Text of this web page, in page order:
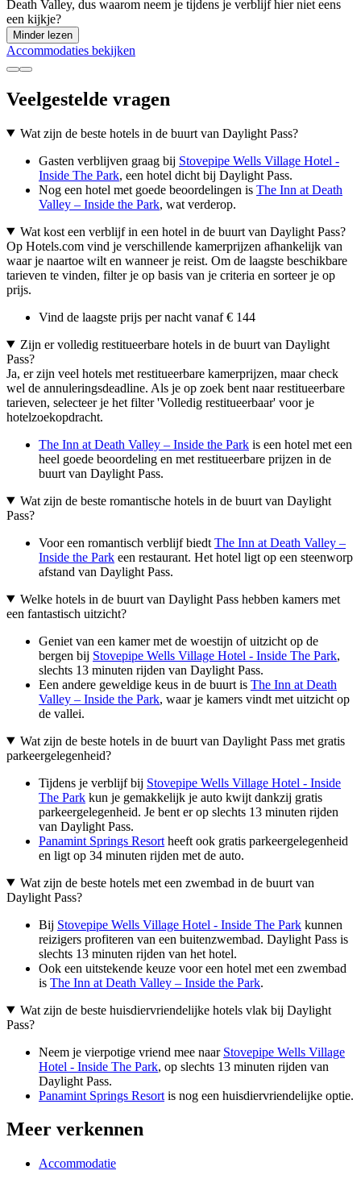
Death Valley, dus waarom neem je tijdens je verblijf hier niet eens
een kijkje?
Minder lezen
Accommodaties bekijken
Veelgestelde vragen
Wat zijn de beste hotels in de buurt van Daylight Pass?
Gasten verblijven graag bij Stovepipe Wells Village Hotel -
Inside The Park, een hotel dicht bij Daylight Pass.
Nog een hotel met goede beoordelingen is The Inn at Death
Valley – Inside the Park, wat verderop.
Wat kost een verblijf in een hotel in de buurt van Daylight Pass?
Op Hotels.com vind je verschillende kamerprijzen afhankelijk van
waar je naartoe wilt en wanneer je reist. Om de laagste beschikbare
tarieven te vinden, filter je op basis van je criteria en sorteer je op
prijs.
Vind de laagste prijs per nacht vanaf € 144
Zijn er volledig restitueerbare hotels in de buurt van Daylight
Pass?
Ja, er zijn veel hotels met restitueerbare kamerprijzen, maar check
wel de annuleringsdeadline. Als je op zoek bent naar restitueerbare
tarieven, selecteer je het filter 'Volledig restitueerbaar' voor je
hotelzoekopdracht.
The Inn at Death Valley – Inside the Park is een hotel met een
heel goede beoordeling en met restitueerbare prijzen in de
buurt van Daylight Pass.
Wat zijn de beste romantische hotels in de buurt van Daylight
Pass?
Voor een romantisch verblijf biedt The Inn at Death Valley –
Inside the Park een restaurant. Het hotel ligt op een steenworp
afstand van Daylight Pass.
Welke hotels in de buurt van Daylight Pass hebben kamers met
een fantastisch uitzicht?
Geniet van een kamer met de woestijn of uitzicht op de
bergen bij Stovepipe Wells Village Hotel - Inside The Park,
slechts 13 minuten rijden van Daylight Pass.
Een andere geweldige keus in de buurt is The Inn at Death
Valley – Inside the Park, waar je kamers vindt met uitzicht op
de vallei.
Wat zijn de beste hotels in de buurt van Daylight Pass met gratis
parkeergelegenheid?
Tijdens je verblijf bij Stovepipe Wells Village Hotel - Inside
The Park kun je gemakkelijk je auto kwijt dankzij gratis
parkeergelegenheid. Je bent er op slechts 13 minuten rijden
van Daylight Pass.
Panamint Springs Resort heeft ook gratis parkeergelegenheid
en ligt op 34 minuten rijden met de auto.
Wat zijn de beste hotels met een zwembad in de buurt van
Daylight Pass?
Bij Stovepipe Wells Village Hotel - Inside The Park kunnen
reizigers profiteren van een buitenzwembad. Daylight Pass is
slechts 13 minuten rijden van het hotel.
Ook een uitstekende keuze voor een hotel met een zwembad
is The Inn at Death Valley – Inside the Park.
Wat zijn de beste huisdiervriendelijke hotels vlak bij Daylight
Pass?
Neem je vierpotige vriend mee naar Stovepipe Wells Village
Hotel - Inside The Park, op slechts 13 minuten rijden van
Daylight Pass.
Panamint Springs Resort is nog een huisdiervriendelijke optie.
Meer verkennen
Accommodatie